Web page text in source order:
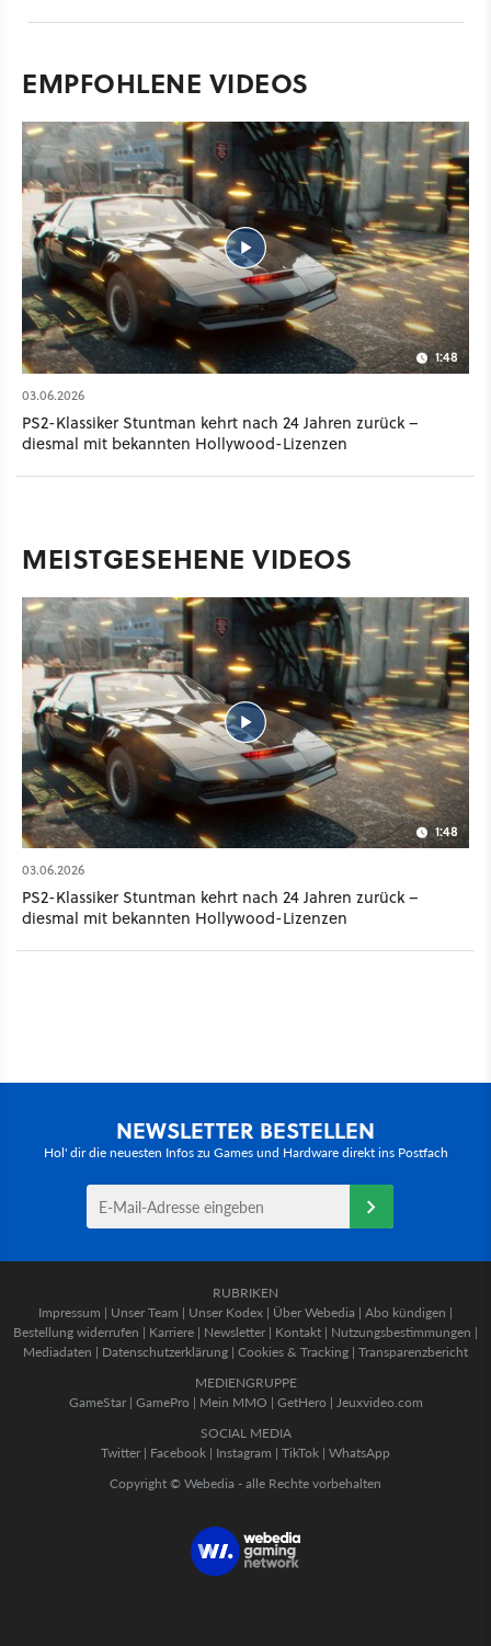
Filmen wie The Fast and the Furious, Zurück in die Zukunft
EMPFOHLENE VIDEOS
1:48
03.06.2026
PS2-Klassiker Stuntman kehrt nach 24 Jahren zurück –
diesmal mit bekannten Hollywood-Lizenzen
MEISTGESEHENE VIDEOS
1:48
03.06.2026
PS2-Klassiker Stuntman kehrt nach 24 Jahren zurück –
diesmal mit bekannten Hollywood-Lizenzen
NEWSLETTER BESTELLEN
Hol' dir die neuesten Infos zu Games und Hardware direkt ins Postfach
RUBRIKEN
Impressum | Unser Team | Unser Kodex | Über Webedia | Abo kündigen |
Bestellung widerrufen | Karriere | Newsletter | Kontakt | Nutzungsbestimmungen |
Mediadaten | Datenschutzerklärung | Cookies & Tracking | Transparenzbericht
MEDIENGRUPPE
GameStar| GamePro | Mein MMO | GetHero | Jeuxvideo.com
SOCIAL MEDIA
Twitter | Facebook | Instagram | TikTok | WhatsApp
Copyright © Webedia - alle Rechte vorbehalten